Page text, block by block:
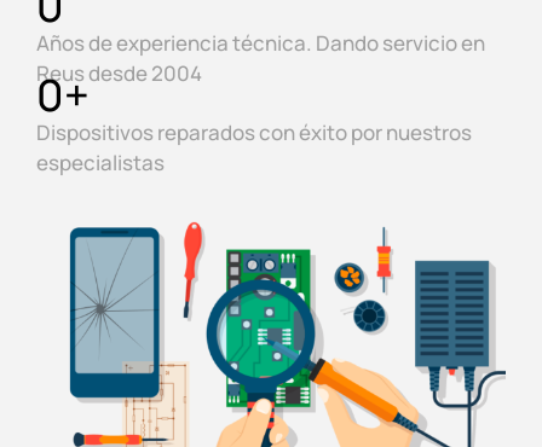
Años de experiencia técnica. Dando servicio en
Reus desde 2004
Dispositivos reparados con éxito por nuestros
especialistas
0+